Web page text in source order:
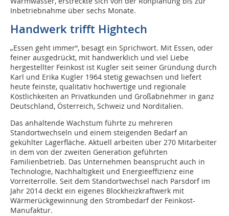
Inbetriebnahme über sechs Monate.
Handwerk trifft Hightech
„Essen geht immer“, besagt ein Sprichwort. Mit Essen, oder
feiner ausgedrückt, mit handwerklich und viel Liebe
hergestellter Feinkost ist Kugler seit seiner Gründung durch
Karl und Erika Kugler 1964 stetig gewachsen und liefert
heute feinste, qualitativ hochwertige und regionale
Köstlichkeiten an Privatkunden und Großabnehmer in ganz
Deutschland, Österreich, Schweiz und Nord­italien.
Das anhaltende Wachstum führte zu mehreren
Standortwechseln und einem steigenden Bedarf an
gekühlter Lagerfläche. Aktuell arbeiten über 270 Mitarbeiter
in dem von der zweiten Generation geführten
Familienbetrieb. Das Unternehmen beansprucht auch in
Technologie, Nachhaltigkeit und Energieeffizienz eine
Vorreiterrolle. Seit dem Standortwechsel nach Parsdorf im
Jahr 2014 deckt ein eigenes Blockheizkraftwerk mit
Wärmerückgewinnung den Strombedarf der Feinkost-
Manufaktur.